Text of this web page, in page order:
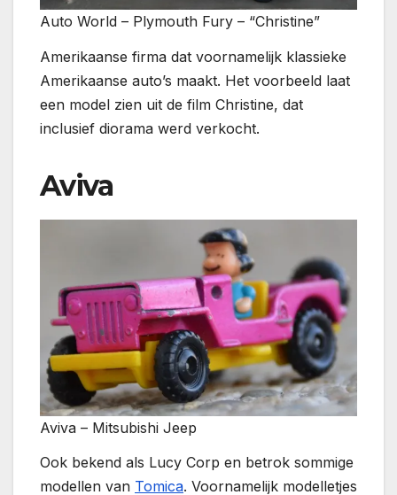
Auto World – Plymouth Fury – “Christine”
Amerikaanse firma dat voornamelijk klassieke
Amerikaanse auto’s maakt. Het voorbeeld laat
een model zien uit de film Christine, dat
inclusief diorama werd verkocht.
Aviva
Aviva – Mitsubishi Jeep
Ook bekend als Lucy Corp en betrok sommige
modellen van Tomica. Voornamelijk modelletjes